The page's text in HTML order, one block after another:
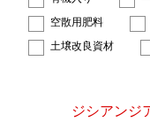
空散用肥料
土壌改良資材
ジシアンジ